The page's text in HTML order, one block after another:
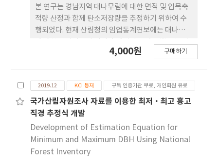
비, 수관밀도, 해발고로 나타났다. 4개 변수를 이용한
신죽 재적 추정모델은 64.3%을 설명력을 가지며, 통
계적 유의수준 5%에서 유의성이 인정되었다. 그리고
편상관계수는 H/D형상비, 해발고, 입목죽의 밀도의
본 연구는 경남지역 대나무림에 대한 면적 및 입목축
적량 산정과 함께 탄소저장량을 추정하기 위하여 수
행되었다. 현재 산림청의 임업통계연보에는 대나무림
적에 대한 정보는 전혀 제공되고 있지 못하다. 따라서
탄소배출계수를 이용하여 탄소저장 량을 계산하였다.
대나무림에 대한 면적은 1/5,000 수치임상도에서 추
출하였으며, 입목축적을 산정하기 위해 현지조사한
표준지 자료를 활용하였다. 표준지의 대나무는 개체
목 별로 흉고직경과 수고에 재적표를 적용하여 표준
지의 재적을 산정하였다. 경남지역 대나무의 공간분
포 면적은 총 6,038ha로서, 전국 대나무림(20,262
4,000원 구매하기
2019.12 KCI 등재 구독 인증기관 무료, 개인회원 유료
국가산림자원조사 자료를 이용한 최저·최고 흉고
직경 추정식 개발
Development of Estimation Equation for
Minimum and Maximum DBH Using National
Forest Inventory